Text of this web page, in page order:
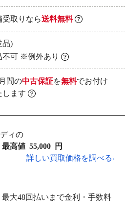
受取りなら送料無料
品)
不可 ※例外あり
間の中古保証を無料でお付け
します
ィの
最高値 55,000
円
詳しい買取価格を調べる
大48回払いまで金利・手数料